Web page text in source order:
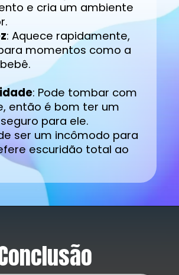
e cria um ambiente
: Aquece rapidamente,
momentos como a
: Pode tombar com
então é bom ter um
para ele.
ser um incômodo para
escuridão total ao